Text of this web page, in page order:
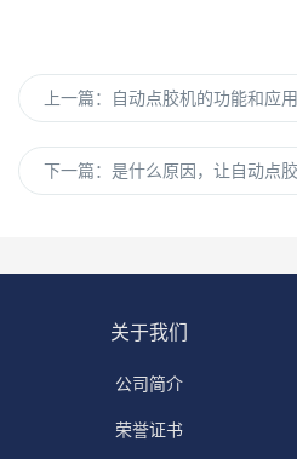
上一篇： 自动点胶机的功能和应
下一篇： 是什么原因，让自动点
关于我们
公司简介
荣誉证书